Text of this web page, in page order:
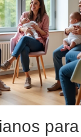
para